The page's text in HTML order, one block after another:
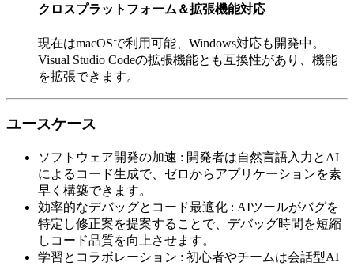
クロスプラットフォーム＆拡張機能対応
現在はmacOSで利用可能、Windows対応も開発中。
Visual Studio Codeの拡張機能とも互換性があり、機能
を拡張できます。
ユースケース
ソフトウェア開発の加速 : 開発者は自然言語入力とAI
によるコード生成で、ゼロからアプリケーションを素
早く構築できます。
効率的なデバッグとコード最適化 : AIツールがバグを
特定し修正案を提案することで、デバッグ時間を短縮
しコード品質を向上させます。
学習とコラボレーション : 初心者やチームは会話型AI